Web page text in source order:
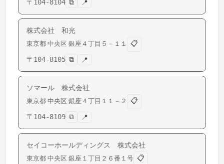
〒 104-8104 ⧉ 📍
株式会社 和光
東京都 中央区 銀座 ４丁目５－１１
📋
〒 104-8105 ⧉ 📍
ソマール 株式会社
東京都 中央区 銀座 ４丁目１１－２
📋
〒 104-8109 ⧉ 📍
セイコーホールディングス 株式会社
東京都 中央区 銀座 １丁目２６番１号 📋